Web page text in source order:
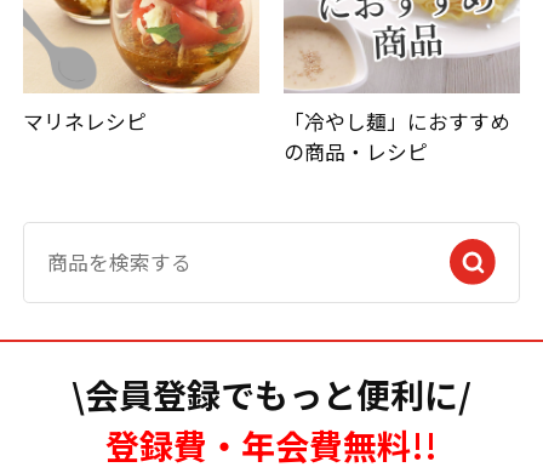
マリネレシピ
「冷やし麺」におすすめ
の商品・レシピ
\会員登録でもっと便利に/
登録費・年会費無料!!